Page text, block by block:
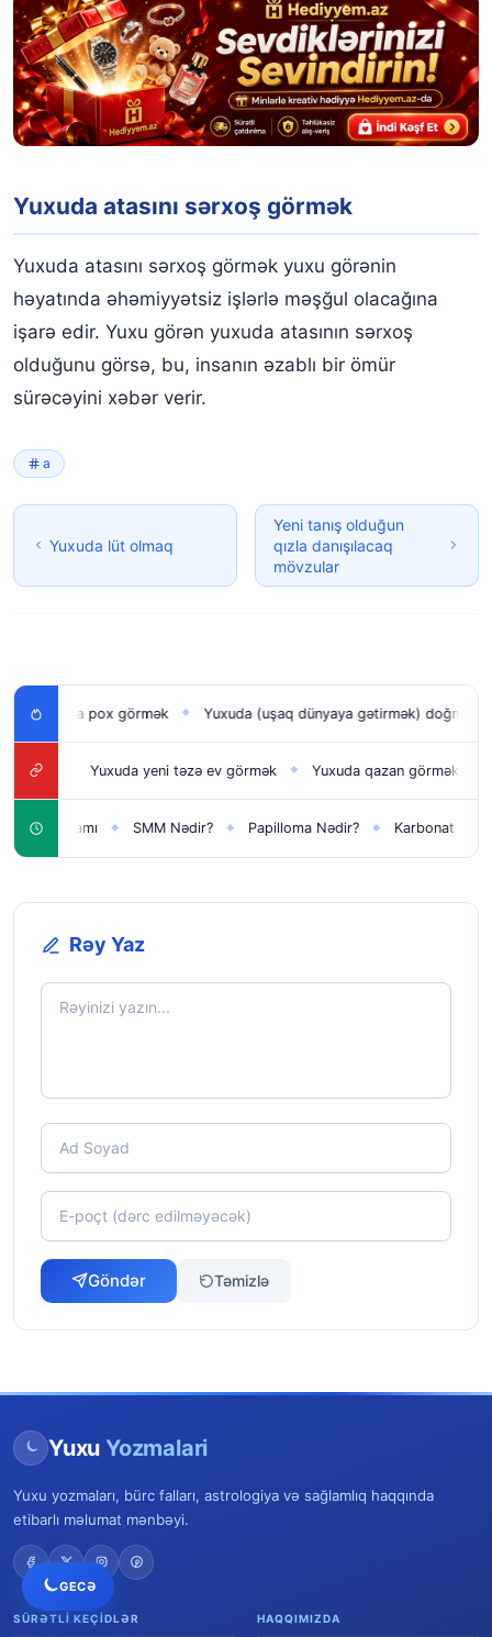
GECƏ
Yuxuda atasını sərxoş görmək
Yuxuda atasını sərxoş görmək yuxu görənin
həyatında əhəmiyyətsiz işlərlə məşğul olacağına
işarə edir. Yuxu görən yuxuda atasının sərxoş
olduğunu görsə, bu, insanın əzablı bir ömür
sürəcəyini xəbər verir.
a
Yuxuda lüt olmaq
Yeni tanış olduğun
qızla danışılacaq
mövzular
görmək ◆ Yuxuda (uşaq dünyaya gətirmək) doğmaq ◆ Yuxuda
Yuxuda yeni təzə ev görmək ◆ Yuxuda qazan görmək ◆ Yuxuda ilan
◆ SMM Nədir? ◆ Papilloma Nədir? ◆ Karbonat Nədir? ◆
Rəy Yaz
Göndər Təmizlə
Yuxu Yozmalari
Yuxu yozmaları, bürc falları, astrologiya və sağlamlıq haqqında
etibarlı məlumat mənbəyi.
SÜRƏTLI KEÇIDLƏR HAQQIMIZDA